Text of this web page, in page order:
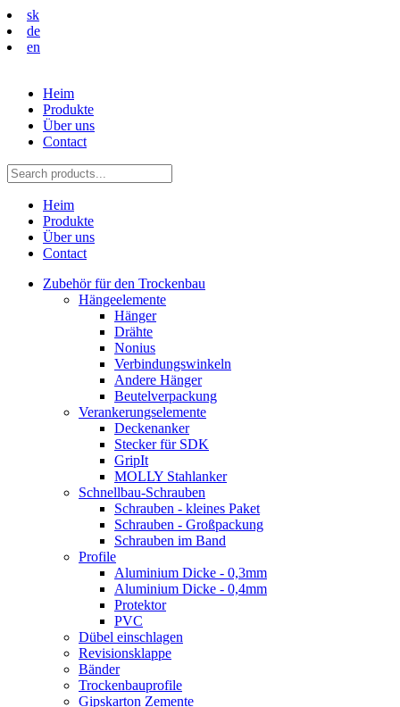
sk
de
en
Heim
Produkte
Über uns
Contact
Heim
Produkte
Über uns
Contact
Zubehör für den Trockenbau
Hängeelemente
Hänger
Drähte
Nonius
Verbindungswinkeln
Andere Hänger
Beutelverpackung
Verankerungselemente
Deckenanker
Stecker für SDK
GripIt
MOLLY Stahlanker
Schnellbau-Schrauben
Schrauben - kleines Paket
Schrauben - Großpackung
Schrauben im Band
Profile
Aluminium Dicke - 0,3mm
Aluminium Dicke - 0,4mm
Protektor
PVC
Dübel einschlagen
Revisionsklappe
Bänder
Trockenbauprofile
Gipskarton Zemente